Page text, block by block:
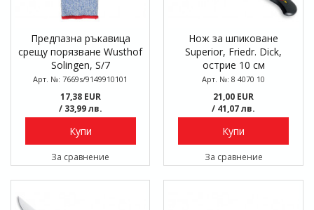
Предпазна ръкавица
срещу порязване Wusthof
Solingen, S/7
Арт. №: 7669s/9149910101
17,38 EUR
/ 33,99 лв.
Купи
За сравнение
Нож за шпиковане
Superior, Friedr. Dick,
острие 10 см
Арт. №: 8 4070 10
21,00 EUR
/ 41,07 лв.
Купи
За сравнение